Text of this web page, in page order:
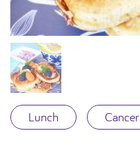
Lunch Cancer